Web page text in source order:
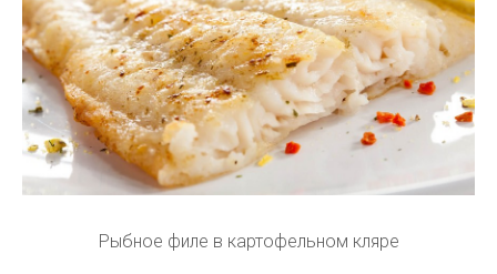
Рыбное филе в картофельном кляре